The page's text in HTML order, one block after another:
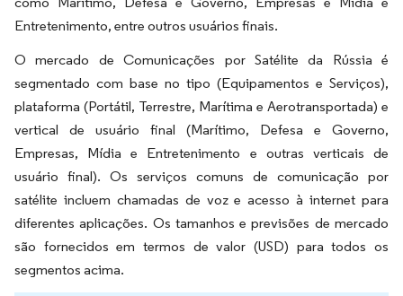
Entretenimento, entre outros usuários finais.
O mercado de Comunicações por Satélite da Rússia é
segmentado com base no tipo (Equipamentos e Serviços),
plataforma (Portátil, Terrestre, Marítima e Aerotransportada) e
vertical de usuário final (Marítimo, Defesa e Governo,
Empresas, Mídia e Entretenimento e outras verticais de
usuário final). Os serviços comuns de comunicação por
satélite incluem chamadas de voz e acesso à internet para
diferentes aplicações. Os tamanhos e previsões de mercado
são fornecidos em termos de valor (USD) para todos os
segmentos acima.